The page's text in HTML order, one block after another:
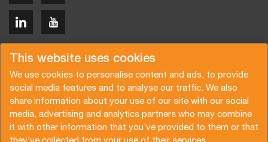
This website uses cookies
We use cookies to personalise content and ads, to provide
social media features and to analyse our traffic. We also
share information about your use of our site with our social
media, advertising and analytics partners who may combine
it with other information that you’ve provided to them or that
Copyright © 2026 Van der Vlist
Offerte aanvragen
Inschrijven nieuwsbrief